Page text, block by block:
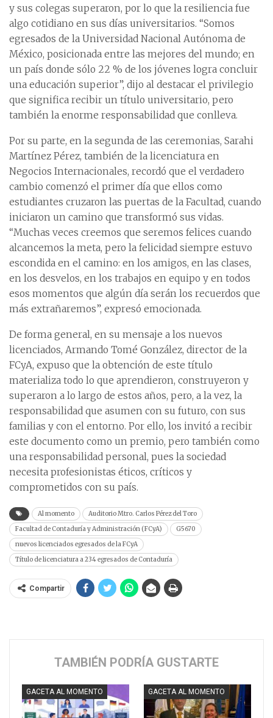
y sus colegas superaron, por lo que la resiliencia fue
algo cotidiano en sus días universitarios. “Somos
egresados de la Universidad Nacional Autónoma de
México, posicionada entre las mejores del mundo; en
un país donde sólo 22 % de los jóvenes logra concluir
una educación superior”, dijo al destacar el privilegio
que significa recibir un título universitario, pero
también la enorme responsabilidad que conlleva.
Por su parte, en la segunda de las ceremonias, Sarahi
Martínez Pérez, también de la licenciatura en
Negocios Internacionales, recordó que el verdadero
cambio comenzó el primer día que ellos como
estudiantes cruzaron las puertas de la Facultad, cuando
iniciaron un camino que transformó sus vidas.
“Muchas veces creemos que seremos felices cuando
alcancemos la meta, pero la felicidad siempre estuvo
escondida en el camino: en los amigos, en las clases,
en los desvelos, en los trabajos en equipo y en todos
esos momentos que algún día serán los recuerdos que
más extrañaremos”, expresó emocionada.
De forma general, en su mensaje a los nuevos
licenciados, Armando Tomé González, director de la
FCyA, expuso que la obtención de este título
materializa todo lo que aprendieron, construyeron y
superaron a lo largo de estos años, pero, a la vez, la
responsabilidad que asumen con su futuro, con sus
familias y con el entorno. Por ello, los invitó a recibir
este documento como un premio, pero también como
una responsabilidad personal, pues la sociedad
necesita profesionistas éticos, críticos y
comprometidos con su país.
Al momento
Auditorio Mtro. Carlos Pérez del Toro
Facultad de Contaduría y Administración (FCyA)
G5670
nuevos licenciados egresados de la FCyA
Título de licenciatura a 234 egresados de Contaduría
Compartir
TAMBIÉN PODRÍA GUSTARTE
GACETA AL MOMENTO GACETA AL MOMENTO